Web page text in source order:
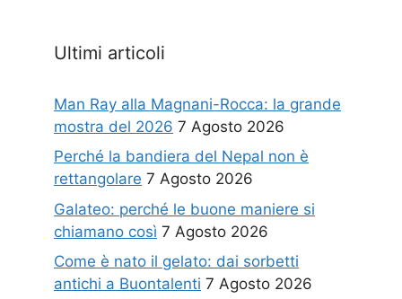
Ultimi articoli
Man Ray alla Magnani-Rocca: la grande
mostra del 2026 7 Agosto 2026
Perché la bandiera del Nepal non è
rettangolare 7 Agosto 2026
Galateo: perché le buone maniere si
chiamano così 7 Agosto 2026
Come è nato il gelato: dai sorbetti
antichi a Buontalenti 7 Agosto 2026